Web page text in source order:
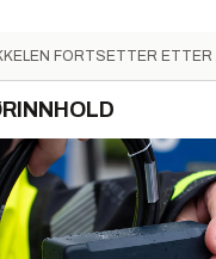
FORTSETTER ETTER